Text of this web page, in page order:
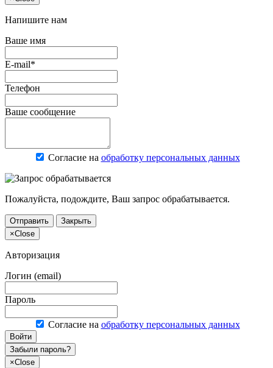
Напишите нам
Ваше имя
E-mail*
Телефон
Ваше сообщение
Согласие на обработку персональных данных
Пожалуйста, подождите, Ваш запрос обрабатывается.
Отправить
Закрыть
×Close
Авторизация
Логин (email)
Пароль
Согласие на обработку персональных данных
Войти
Забыли пароль?
×Close